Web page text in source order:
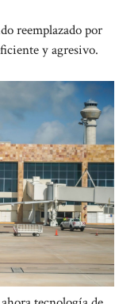
reemplazado por
y agresivo.